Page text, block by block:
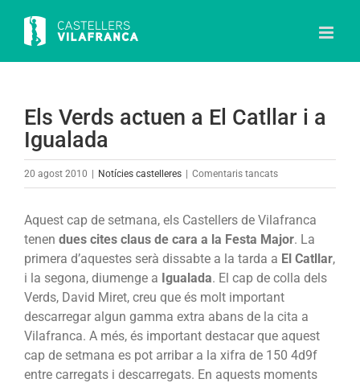
content
Els Verds actuen a El Catllar i a
Igualada
20 agost 2010 Notícies castelleres Comentaris tancatsa
actuen
Aquest cap de setmana, els Castellers de Vilafranca
tenen dues cites claus de cara a la Festa Major. La
primera d’aquestes serà dissabte a la tarda a El Catllar,
i la segona, diumenge a Igualada. El cap de colla dels
Verds, David Miret, creu que és molt important
descarregar algun gamma extra abans de la cita a
Vilafranca. A més, és important destacar que aquest
cap de setmana es pot arribar a la xifra de 150 4d9f
entre carregats i descarregats. En aquests moments